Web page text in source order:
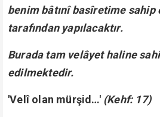
benim bâtınî basîretime sahip
tarafından yapılacaktır.
Burada tam velâyet haline
edilmektedir.
'Velî olan mürşid…' (Kehf: 17)